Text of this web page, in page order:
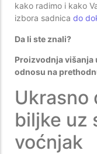
kako radimo i kako
izbora sadnica do
Da li ste znali?
Proizvodnja višanja
odnosu na
Ukrasno
biljke uz
voćnjak